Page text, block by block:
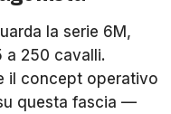
la serie 6M,
a 250 cavalli.
il concept operativo
questa fascia —